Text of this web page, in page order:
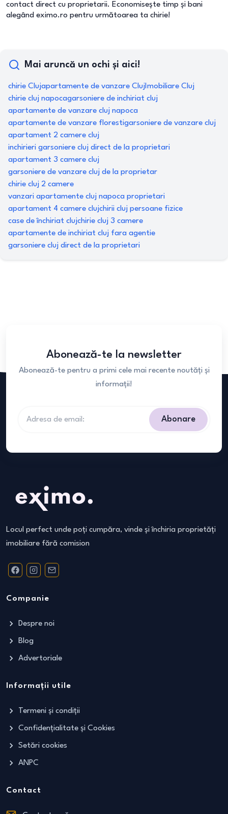
contact direct cu proprietarii. Economisește timp și bani
alegând eximo.ro pentru următoarea ta chirie!
Mai aruncă un ochi și aici!
chirie Clujapartamente de vanzare Cluj Imobiliare Cluj
chirie cluj napocagarsoniere de inchiriat cluj
apartamente de vanzare cluj napoca
apartamente de vanzare florestigarsoniere de vanzare cluj
apartament 2 camere cluj
inchirieri garsoniere cluj direct de la proprietari
apartament 3 camere cluj
garsoniere de vanzare cluj de la proprietar
chirie cluj 2 camere
vanzari apartamente cluj napoca proprietari
apartament 4 camere clujchirii cluj persoane fizice
case de închiriat clujchirie cluj 3 camere
apartamente de inchiriat cluj fara agentie
garsoniere cluj direct de la proprietari
Abonează-te la newsletter
Abonează-te pentru a primi cele mai recente noutăți și
informații!
Abonare
Locul perfect unde poți cumpăra, vinde și închiria proprietăți
imobiliare fără comision
Companie
Despre noi
Blog
Advertoriale
Informații utile
Termeni și condiții
Confidențialitate și Cookies
Setări cookies
ANPC
Contact